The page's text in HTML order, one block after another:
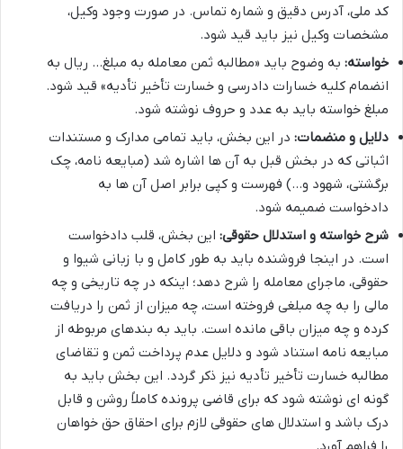
کد ملی، آدرس دقیق و شماره تماس. در صورت وجود وکیل،
مشخصات وکیل نیز باید قید شود.
خواسته: به وضوح باید «مطالبه ثمن معامله به مبلغ… ریال به
انضمام کلیه خسارات دادرسی و خسارت تأخیر تأدیه» قید شود.
مبلغ خواسته باید به عدد و حروف نوشته شود.
دلایل و منضمات: در این بخش، باید تمامی مدارک و مستندات
اثباتی که در بخش قبل به آن ها اشاره شد (مبایعه نامه، چک
برگشتی، شهود و…) فهرست و کپی برابر اصل آن ها به
دادخواست ضمیمه شود.
شرح خواسته و استدلال حقوقی: این بخش، قلب دادخواست
است. در اینجا فروشنده باید به طور کامل و با زبانی شیوا و
حقوقی، ماجرای معامله را شرح دهد؛ اینکه در چه تاریخی و چه
مالی را به چه مبلغی فروخته است، چه میزان از ثمن را دریافت
کرده و چه میزان باقی مانده است. باید به بندهای مربوطه از
مبایعه نامه استناد شود و دلایل عدم پرداخت ثمن و تقاضای
مطالبه خسارت تأخیر تأدیه نیز ذکر گردد. این بخش باید به
گونه ای نوشته شود که برای قاضی پرونده کاملاً روشن و قابل
درک باشد و استدلال های حقوقی لازم برای احقاق حق خواهان